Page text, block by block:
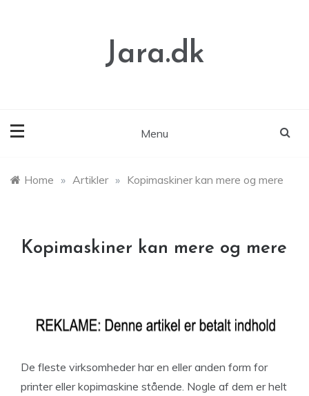
Jara.dk
Menu
Home » Artikler » Kopimaskiner kan mere og mere
Kopimaskiner kan mere og mere
De fleste virksomheder har en eller anden form for
printer eller kopimaskine stående. Nogle af dem er helt